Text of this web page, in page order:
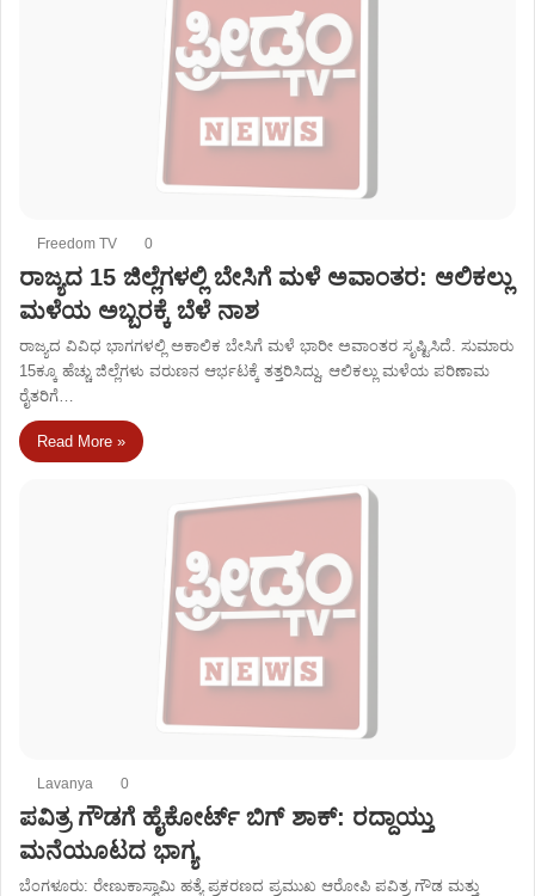
Freedom TV 0
ರಾಜ್ಯದ 15 ಜಿಲ್ಲೆಗಳಲ್ಲಿ ಬೇಸಿಗೆ ಮಳೆ ಅವಾಂತರ: ಆಲಿಕಲ್ಲು
ಮಳೆಯ ಅಬ್ಬರಕ್ಕೆ ಬೆಳೆ ನಾಶ
ರಾಜ್ಯದ ವಿವಿಧ ಭಾಗಗಳಲ್ಲಿ ಅಕಾಲಿಕ ಬೇಸಿಗೆ ಮಳೆ ಭಾರೀ ಅವಾಂತರ ಸೃಷ್ಟಿಸಿದೆ. ಸುಮಾರು
15ಕ್ಕೂ ಹೆಚ್ಚು ಜಿಲ್ಲೆಗಳು ವರುಣನ ಆರ್ಭಟಕ್ಕೆ ತತ್ತರಿಸಿದ್ದು, ಆಲಿಕಲ್ಲು ಮಳೆಯ ಪರಿಣಾಮ
ರೈತರಿಗೆ…
Read More »
Lavanya 0
ಪವಿತ್ರ ಗೌಡಗೆ ಹೈಕೋರ್ಟ್ ಬಿಗ್ ಶಾಕ್: ರದ್ದಾಯ್ತು
ಮನೆಯೂಟದ ಭಾಗ್ಯ
ಬೆಂಗಳೂರು: ರೇಣುಕಾಸ್ವಾಮಿ ಹತ್ಯೆ ಪ್ರಕರಣದ ಪ್ರಮುಖ ಆರೋಪಿ ಪವಿತ್ರ ಗೌಡ ಮತ್ತು